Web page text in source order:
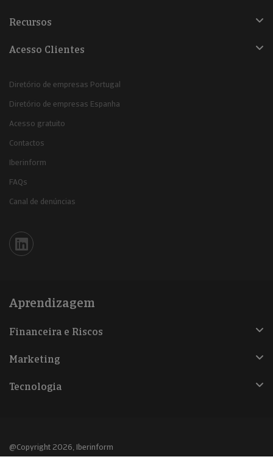
Recursos
Acesso Clientes
Diretório de empresas Portugal
Diretório de empresas Espanha
Acesso gratuito
Contactos
Iberinform
FAQs
Canal de denúncias
Iberinform en Linkedin
Aprendizagem
Financeira e Riscos
Marketing
Tecnologia
@Copyright 2026, Iberinform